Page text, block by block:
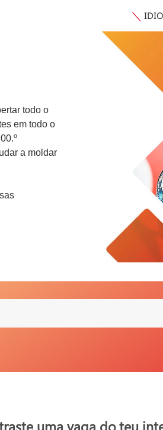
todo o
em todo o
a moldar
uma vaga do teu